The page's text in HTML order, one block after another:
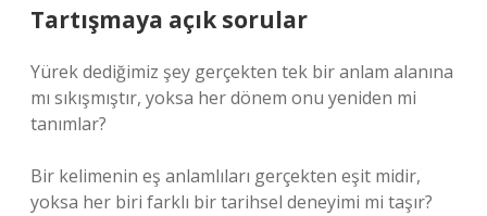
Tartışmaya açık sorular
Yürek dediğimiz şey gerçekten tek bir anlam alanına
mı sıkışmıştır, yoksa her dönem onu yeniden mi
tanımlar?
Bir kelimenin eş anlamlıları gerçekten eşit midir,
yoksa her biri farklı bir tarihsel deneyimi mi taşır?